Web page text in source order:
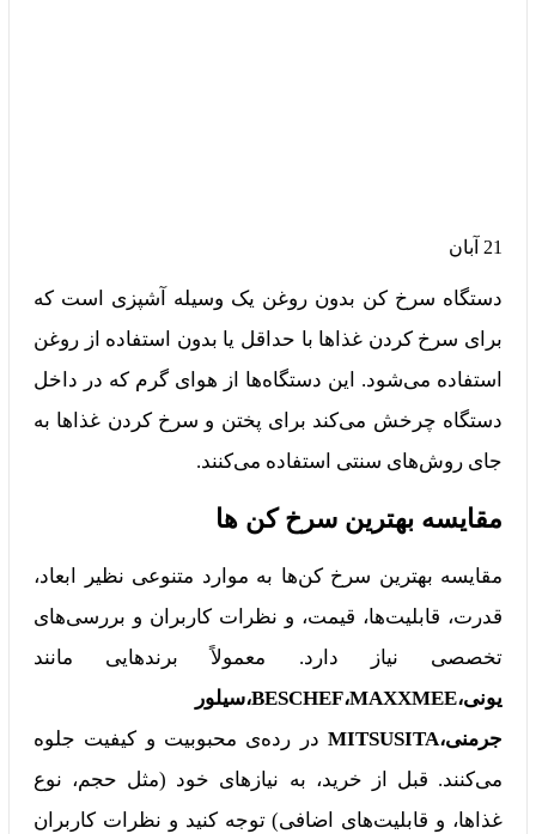
21 آبان
دستگاه سرخ کن بدون روغن یک وسیله آشپزی است که
برای سرخ کردن غذاها با حداقل یا بدون استفاده از روغن
استفاده می‌شود. این دستگاه‌ها از هوای گرم که در داخل
دستگاه چرخش می‌کند برای پختن و سرخ کردن غذاها به
جای روش‌های سنتی استفاده می‌کنند.
مقایسه بهترین سرخ کن ها
مقایسه بهترین سرخ کن‌ها به موارد متنوعی نظیر ابعاد،
قدرت، قابلیت‌ها، قیمت، و نظرات کاربران و بررسی‌های
تخصصی نیاز دارد. معمولاً برندهایی مانند
یونی،BESCHEF،MAXXMEE،سیلور
جرمنی،MITSUSITA
در رده‌ی محبوبیت و کیفیت جلوه
می‌کنند. قبل از خرید، به نیازهای خود (مثل حجم، نوع
غذاها، و قابلیت‌های اضافی) توجه کنید و نظرات کاربران